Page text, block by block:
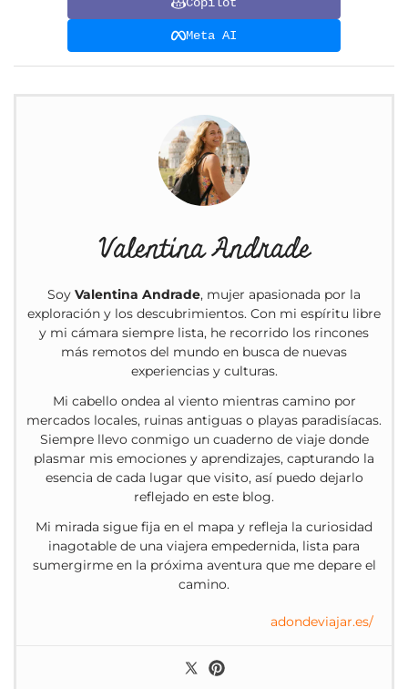
Meta AI
Valentina Andrade
Soy Valentina Andrade, mujer apasionada por la
exploración y los descubrimientos. Con mi espíritu libre
y mi cámara siempre lista, he recorrido los rincones
más remotos del mundo en busca de nuevas
experiencias y culturas.
Mi cabello ondea al viento mientras camino por
mercados locales, ruinas antiguas o playas paradisíacas.
Siempre llevo conmigo un cuaderno de viaje donde
plasmar mis emociones y aprendizajes, capturando la
esencia de cada lugar que visito, así puedo dejarlo
reflejado en este blog.
Mi mirada sigue fija en el mapa y refleja la curiosidad
inagotable de una viajera empedernida, lista para
sumergirme en la próxima aventura que me depare el
camino.
adondeviajar.es/